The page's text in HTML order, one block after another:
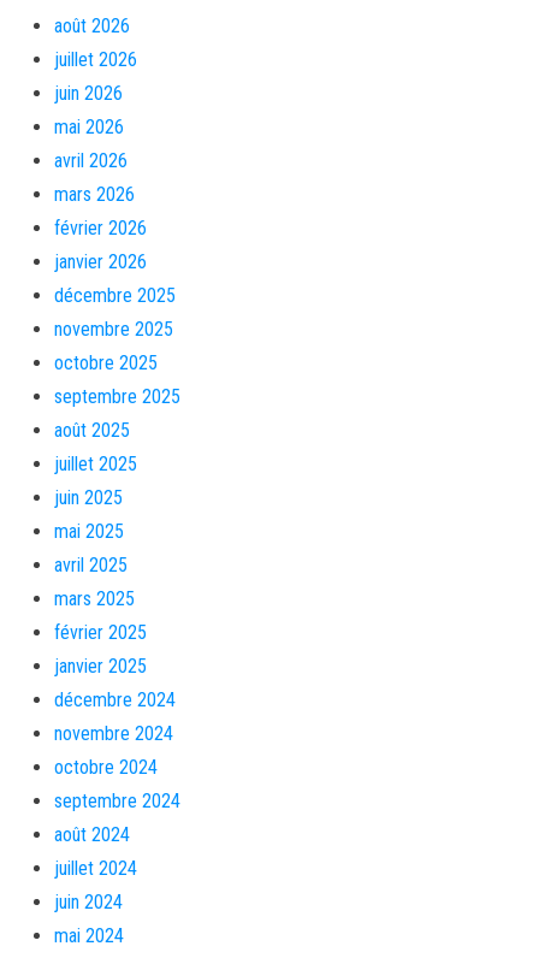
août 2026
juillet 2026
juin 2026
mai 2026
avril 2026
mars 2026
février 2026
janvier 2026
décembre 2025
novembre 2025
octobre 2025
septembre 2025
août 2025
juillet 2025
juin 2025
mai 2025
avril 2025
mars 2025
février 2025
janvier 2025
décembre 2024
novembre 2024
octobre 2024
septembre 2024
août 2024
juillet 2024
juin 2024
mai 2024